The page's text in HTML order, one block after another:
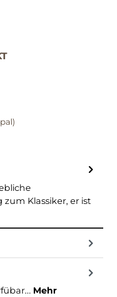
Klassiker, er ist
Mehr